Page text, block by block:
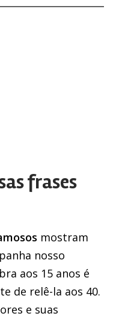
frases
mostram
nosso
aos 15 anos é
de relê-la aos 40.
e suas